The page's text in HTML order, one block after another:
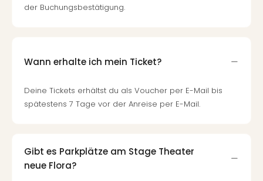
der Buchungsbestätigung.
Wann erhalte ich mein Ticket?
Deine Tickets erhältst du als Voucher per E-Mail bis
spätestens 7 Tage vor der Anreise per E-Mail.
Gibt es Parkplätze am Stage Theater
neue Flora?